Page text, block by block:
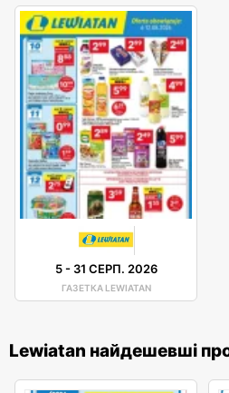
5- 31 СЕРП. 2026
ГАЗЕТКА LEWIATAN
Lewiatan найдешевші